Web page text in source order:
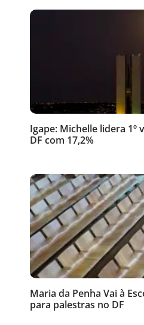
Igape: Michelle lidera 1º
DF com 17,2%
Maria da Penha Vai à
para palestras no DF